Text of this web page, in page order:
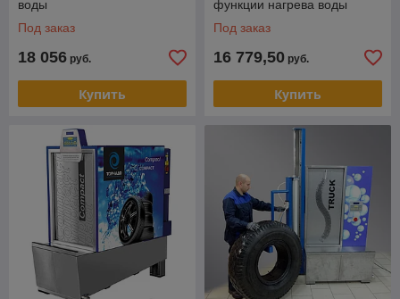
воды
Под заказ
18 056 руб.
Купить
функции нагрева воды
Под заказ
16 779,50 руб.
Купить